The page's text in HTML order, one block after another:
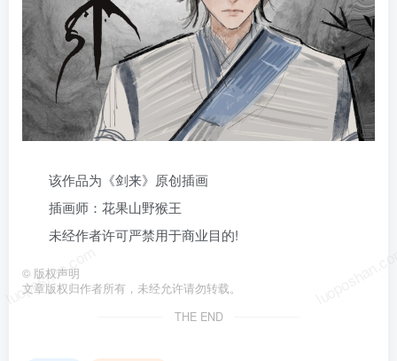
luoposhan.com
该作品为《剑来》原创插画
插画师：花果山野猴王
未经作者许可严禁用于商业目的!
© 版权声明
文章版权归作者所有，未经允许请勿转载。
THE END